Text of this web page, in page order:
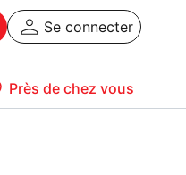
Se connecter
Près de chez vous